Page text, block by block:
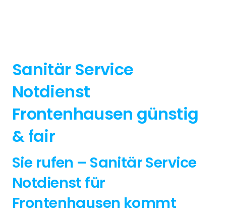
Sanitär Service
Notdienst
Frontenhausen günstig
& fair
Sie rufen – Sanitär Service
Notdienst für
Frontenhausen kommt